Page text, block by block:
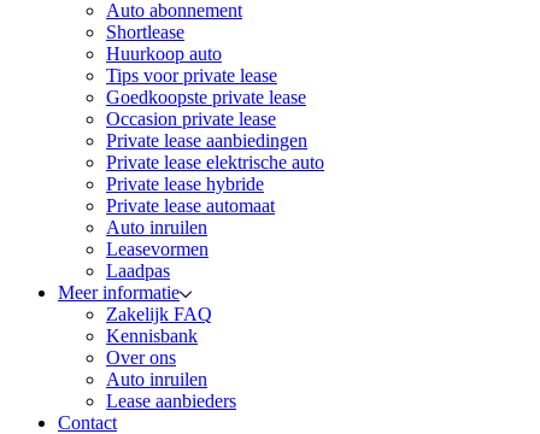
Auto abonnement
Shortlease
Huurkoop auto
Tips voor private lease
Goedkoopste private lease
Occasion private lease
Private lease aanbiedingen
Private lease elektrische auto
Private lease hybride
Private lease automaat
Auto inruilen
Leasevormen
Laadpas
Meer informatie
Zakelijk FAQ
Kennisbank
Over ons
Auto inruilen
Lease aanbieders
Contact